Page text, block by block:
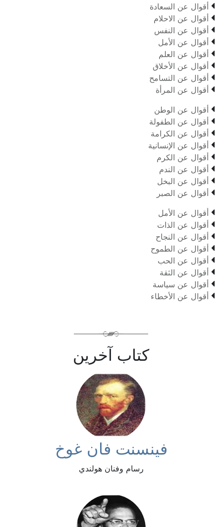
 أقوال عن السعادة
 أقوال عن الاحلام
 أقوال عن النفس
 أقوال عن الأمل
 أقوال عن العلم
 أقوال عن الأخلاق
 أقوال عن التسامح
 أقوال عن المرأة
 أقوال عن الوطن
 أقوال عن الطفولة
 أقوال عن الكرامة
 أقوال عن الإنسانية
 أقوال عن الكرم
 أقوال عن الندم
 أقوال عن البخل
 أقوال عن الصبر
 أقوال عن الأمل
 أقوال عن الذات
 أقوال عن النجاح
 أقوال عن الطموح
 أقوال عن الحب
 أقوال عن الثقة
 أقوال عن سياسة
 أقوال عن الأخطاء
كتاب آخرين
فينسنت فان غوخ
رسام وفنان هولندي